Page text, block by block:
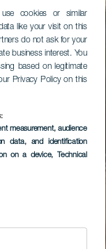
cookies or similar
like your visit on this
do not ask for your
business interest. You
based on legitimate
Privacy Policy on this
measurement, audience
data, and identification
on a device, Technical